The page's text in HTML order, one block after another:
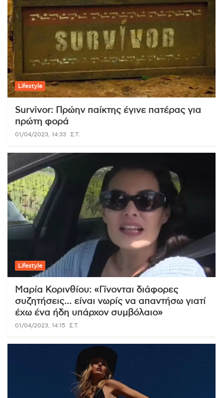
Lifestyle
Survivor: Πρώην παίκτης έγινε πατέρας για
πρώτη φορά
01/04/2023, 14:33 Σ.Τ.
Lifestyle
Μαρία Κορινθίου: «Γίνονται διάφορες
συζητήσεις… είναι νωρίς να απαντήσω γιατί
έχω ένα ήδη υπάρχον συμβόλαιο»
01/04/2023, 14:15 Σ.Τ.